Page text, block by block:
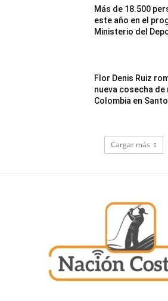
Más de 18.500
este año en el
Ministerio del
Flor Denis Ruiz
nueva cosecha de
Colombia en
Cargar más